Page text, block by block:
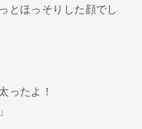
とほっそりした顔でし
ったよ！